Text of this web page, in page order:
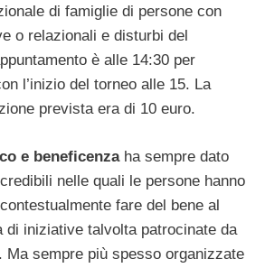
di famiglie di persone con
o relazionali e disturbi del
è alle 14:30 per
l’inizio del torneo alle 15. La
prevista era di 10 euro.
e beneficenzaha sempre dato
nelle quali le persone hanno
fare del bene al
di iniziative talvolta patrocinate da
Ma sempre più spesso organizzate